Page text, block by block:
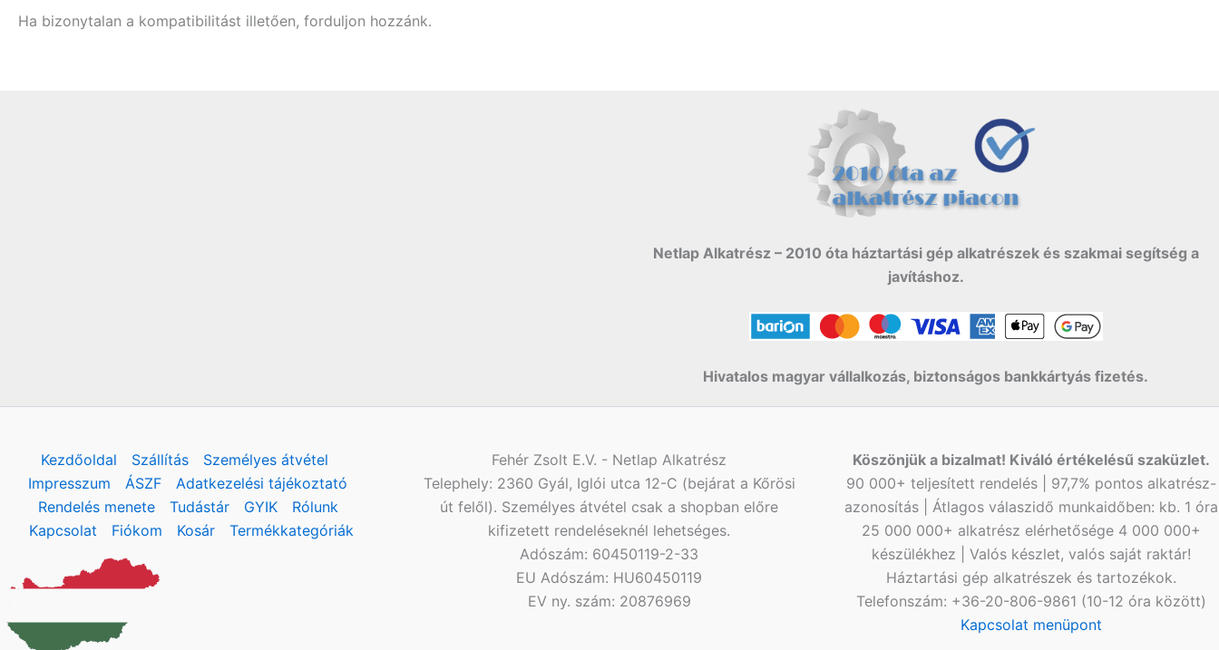
Ha bizonytalan a kompatibilitást illetően, forduljon hozzánk.
Netlap Alkatrész – 2010 óta háztartási gép alkatrészek és szakmai segítség a
javításhoz.
Hivatalos magyar vállalkozás, biztonságos bankkártyás fizetés.
Kezdőoldal Szállítás
Személyes átvétel
Impresszum
ÁSZF
Adatkezelési tájékoztató
Rendelés menete
Tudástár GYIK
Rólunk
Kapcsolat
Fiókom Kosár Termékkategóriák
Fehér Zsolt E.V. - Netlap Alkatrész
Telephely: 2360 Gyál, Iglói utca 12-C (bejárat a Kőrösi
út felől). Személyes átvétel csak a shopban előre
kifizetett rendeléseknél lehetséges.
Adószám: 60450119-2-33
EU Adószám: HU60450119
EV ny. szám: 20876969
Köszönjük a bizalmat! Kiváló értékelésű szaküzlet.
90 000+ teljesített rendelés | 97,7% pontos alkatrész-
azonosítás | Átlagos válaszidő munkaidőben: kb. 1 óra
25 000 000+ alkatrész elérhetősége 4 000 000+
készülékhez | Valós készlet, valós saját raktár!
Háztartási gép alkatrészek és tartozékok.
Telefonszám: +36-20-806-9861 (10-12 óra között)
Kapcsolat menüpont